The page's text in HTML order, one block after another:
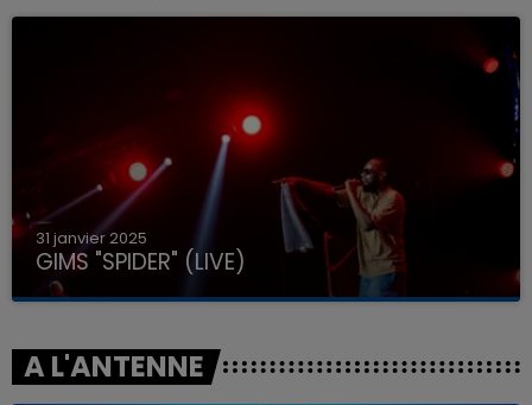
31 janvier 2025
GIMS "SPIDER" (LIVE)
A L'ANTENNE